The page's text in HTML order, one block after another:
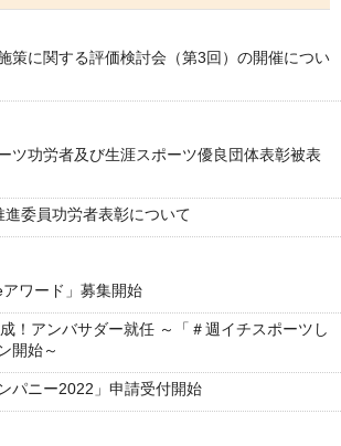
策に関する評価検討会（第3回）の開催につい
ツ功労者及び生涯スポーツ優良団体表彰被表
委員功労者表彰について
ワード」募集開始
！アンバサダー就任 ～「＃週イチスポーツし
開始～
パニー2022」申請受付開始